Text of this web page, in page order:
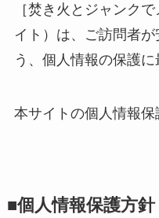
［焚き火とジャンク
イト）は、ご訪問者
う、個人情報の保護に
本サイトの個人情報保
■個人情報保護方